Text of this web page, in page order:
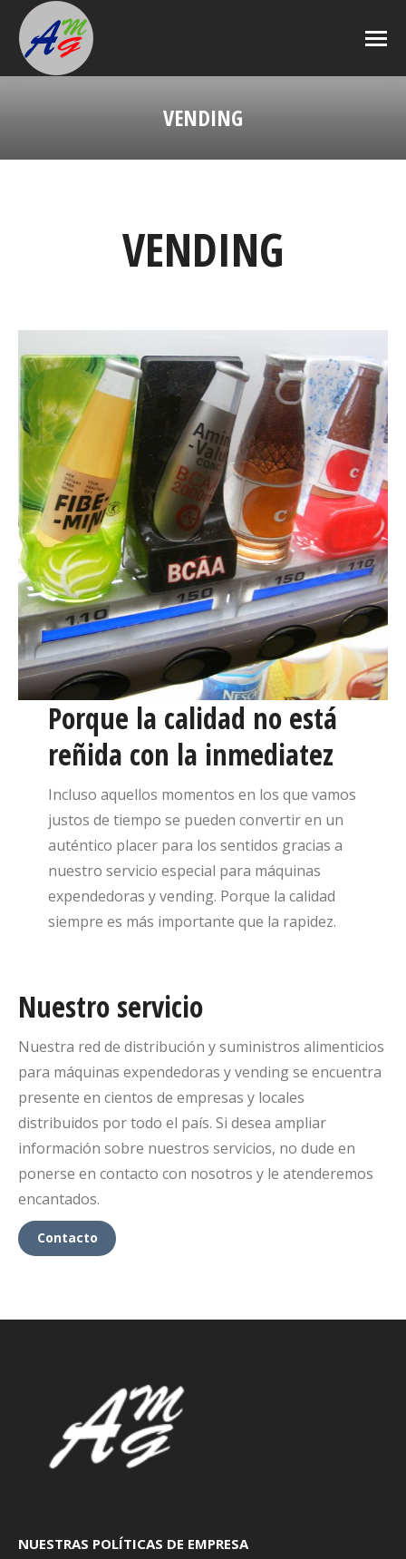
VENDING
VENDING
Porque la calidad no está
reñida con la inmediatez
Incluso aquellos momentos en los que vamos
justos de tiempo se pueden convertir en un
auténtico placer para los sentidos gracias a
nuestro servicio especial para máquinas
expendedoras y vending. Porque la calidad
siempre es más importante que la rapidez.
Nuestro servicio
Nuestra red de distribución y suministros alimenticios
para máquinas expendedoras y vending se encuentra
presente en cientos de empresas y locales
distribuidos por todo el país. Si desea ampliar
información sobre nuestros servicios, no dude en
ponerse en contacto con nosotros y le atenderemos
encantados.
Contacto
NUESTRAS POLÍTICAS DE EMPRESA